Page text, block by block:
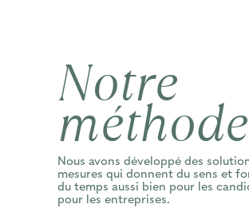
Notre
méthode
Nous avons développé des
mesures qui donnent du sens et
du temps aussi bien pour les
pour les entreprises.